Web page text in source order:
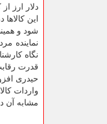
دلار ارز
این کالاها
شود و
نماینده
نگاه
قدرت
حیدری
واردات
مشابه آن